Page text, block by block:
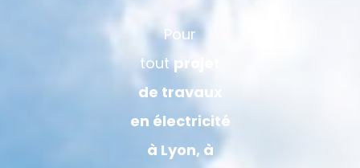
Pour
toutprojet
de travaux
en électricité
à Lyon, à